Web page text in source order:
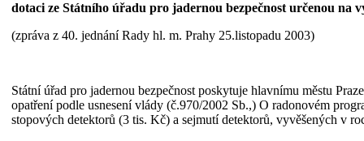
dotaci ze Státního úřadu pro jadernou bezpečnost určenou na
(zpráva z 40. jednání Rady hl. m. Prahy 25.listopadu 2003)
Státní úřad pro jadernou bezpečnost poskytuje hlavnímu městu
opatření podle usnesení vlády (č.970/2002 Sb.,) O radonovém
stopových detektorů (3 tis. Kč) a sejmutí detektorů, vyvěšených v